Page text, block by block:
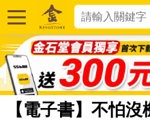
【電子書】不怕